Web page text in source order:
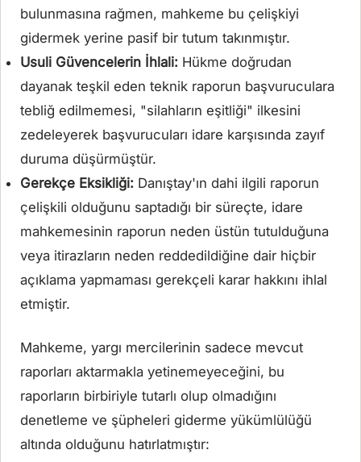
bulunmasına rağmen, mahkeme bu çelişkiyi
gidermek yerine pasif bir tutum takınmıştır.
Usuli Güvencelerin İhlali: Hükme doğrudan
dayanak teşkil eden teknik raporun başvuruculara
tebliğ edilmemesi, "silahların eşitliği" ilkesini
zedeleyerek başvurucuları idare karşısında zayıf
duruma düşürmüştür.
Gerekçe Eksikliği: Danıştay'ın dahi ilgili raporun
çelişkili olduğunu saptadığı bir süreçte, idare
mahkemesinin raporun neden üstün tutulduğuna
veya itirazların neden reddedildiğine dair hiçbir
açıklama yapmaması gerekçeli karar hakkını ihlal
etmiştir.
Mahkeme, yargı mercilerinin sadece mevcut
raporları aktarmakla yetinemeyeceğini, bu
raporların birbiriyle tutarlı olup olmadığını
denetleme ve şüpheleri giderme yükümlülüğü
altında olduğunu hatırlatmıştır: